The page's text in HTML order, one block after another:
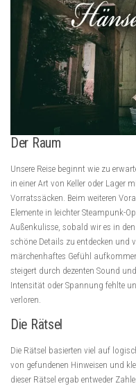
Der Raum
Unsere Reise beginnt wie zu
in einer Art von Keller oder Lager
Vorratssäcken. Beim weiteren
Elemente in leichter Steampunk-
Außenkulisse, sobald wir es in
schöne Details zu entdecken und
märchenhaftes Gefühl
steigert durch dezenten Sound
Intensität oder Spannung fehlte
verloren.
Die Rätsel
Die Rätsel basierten viel auf
von gefundenen Hinweisen und
dieser Rätsel ergab entweder